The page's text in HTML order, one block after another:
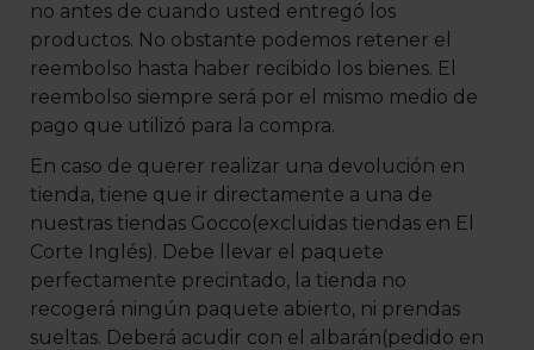
no antes de cuando usted entregó los
productos. No obstante podemos retener el
reembolso hasta haber recibido los bienes. El
reembolso siempre será por el mismo medio de
pago que utilizó para la compra.
En caso de querer realizar una devolución en
tienda, tiene que ir directamente a una de
nuestras tiendas Gocco(excluidas tiendas en El
Corte Inglés). Debe llevar el paquete
perfectamente precintado, la tienda no
recogerá ningún paquete abierto, ni prendas
sueltas. Deberá acudir con el albarán(pedido en